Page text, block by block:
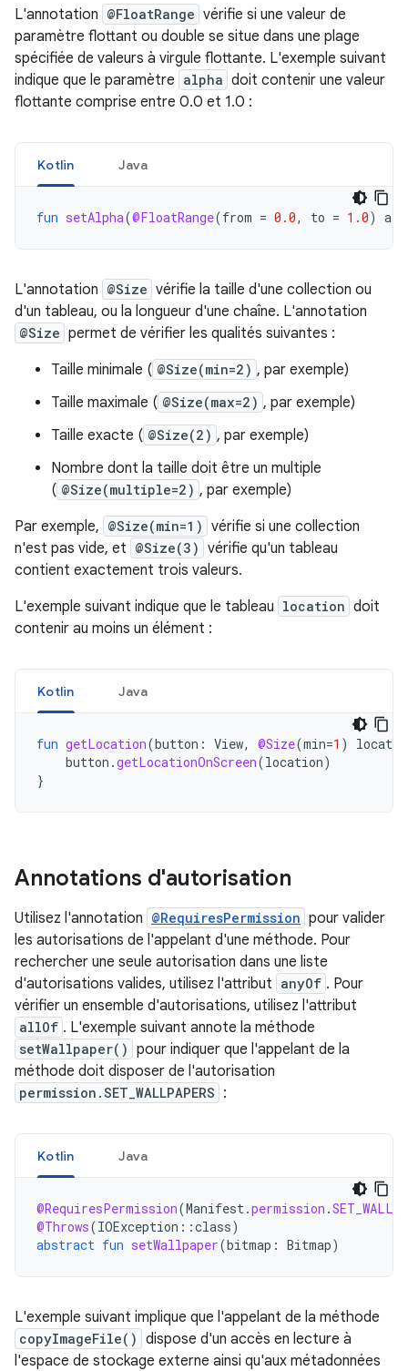
L'annotation @FloatRange vérifie si une valeur de
paramètre flottant ou double se situe dans une plage
spécifiée de valeurs à virgule flottante. L'exemple suivant
indique que le paramètre alpha doit contenir une valeur
flottante comprise entre 0.0 et 1.0 :
Kotlin Java
fun setAlpha(@FloatRange(from = 0.0, to = 1.0)
L'annotation @Size vérifie la taille d'une collection ou
d'un tableau, ou la longueur d'une chaîne. L'annotation
@Size permet de vérifier les qualités suivantes :
Taille minimale ( @Size(min=2) , par exemple)
Taille maximale ( @Size(max=2) , par exemple)
Taille exacte ( @Size(2) , par exemple)
Nombre dont la taille doit être un multiple
( @Size(multiple=2) , par exemple)
Par exemple, @Size(min=1) vérifie si une collection
n'est pas vide, et @Size(3) vérifie qu'un tableau
contient exactement trois valeurs.
L'exemple suivant indique que le tableau location doit
contenir au moins un élément :
Kotlin Java
fun getLocation(button : View, @Size(min=1 )
button .getLocationOnScreen(location)
}
Annotations d'autorisation
Utilisez l'annotation @RequiresPermission pour valider
les autorisations de l'appelant d'une méthode. Pour
rechercher une seule autorisation dans une liste
d'autorisations valides, utilisez l'attribut anyOf . Pour
vérifier un ensemble d'autorisations, utilisez l'attribut
allOf . L'exemple suivant annote la méthode
setWallpaper() pour indiquer que l'appelant de la
méthode doit disposer de l'autorisation
permission.SET_WALLPAPERS :
Kotlin Java
@RequiresPermission(Manifest.permission .
@Throws(IOException ::class)
abstract fun setWallpaper(bitmap : Bitmap)
L'exemple suivant implique que l'appelant de la méthode
copyImageFile() dispose d'un accès en lecture à
l'espace de stockage externe ainsi qu'aux métadonnées